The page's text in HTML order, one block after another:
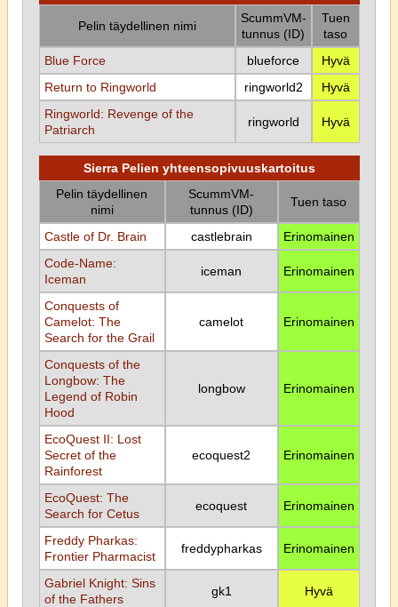
Pelin täydellinen nimi
ScummVM-
tunnus (ID)
Tuen
taso
Blue Force
blueforce
Hyvä
Return to Ringworld
ringworld2
Hyvä
Ringworld: Revenge of the
Patriarch
ringworld Hyvä
Sierra Pelien yhteensopivuuskartoitus
Pelin täydellinen
nimi
ScummVM-
tunnus (ID)
Tuen taso
Castle of Dr. Brain castlebrain
Erinomainen
Code-Name:
Iceman
iceman Erinomainen
Conquests of
Camelot: The
Search for the Grail
camelot Erinomainen
Conquests of the
Longbow: The
Legend of Robin
Hood
longbow Erinomainen
EcoQuest II: Lost
Secret of the
Rainforest
ecoquest2 Erinomainen
EcoQuest: The
Search for Cetus
ecoquest Erinomainen
Freddy Pharkas:
Frontier Pharmacist
freddypharkas Erinomainen
Gabriel Knight: Sins
of the Fathers
gk1 Hyvä